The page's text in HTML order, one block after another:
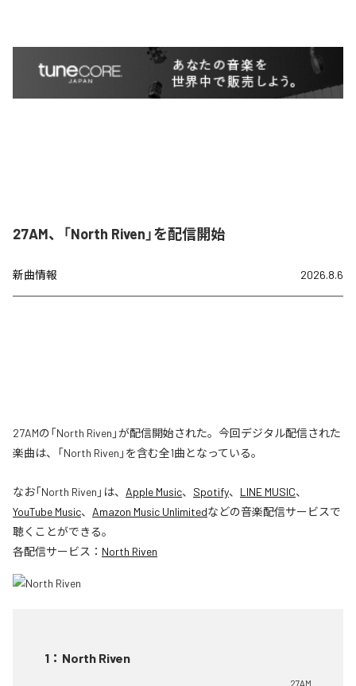
27AM、「North Riven」を配信開始
新曲情報 2026.8.6
27AMの「North Riven」が配信開始された。今回デジタル配信された
楽曲は、「North Riven」を含む全1曲となっている。
なお「North Riven 」は、 Apple Music、 Spotify、 LINE MUSIC、
YouTube Music、 Amazon Music Unlimitedなどの音楽配信サービスで
聴くことができる。
各配信サービス： North Riven
1 ： North Riven
27AM